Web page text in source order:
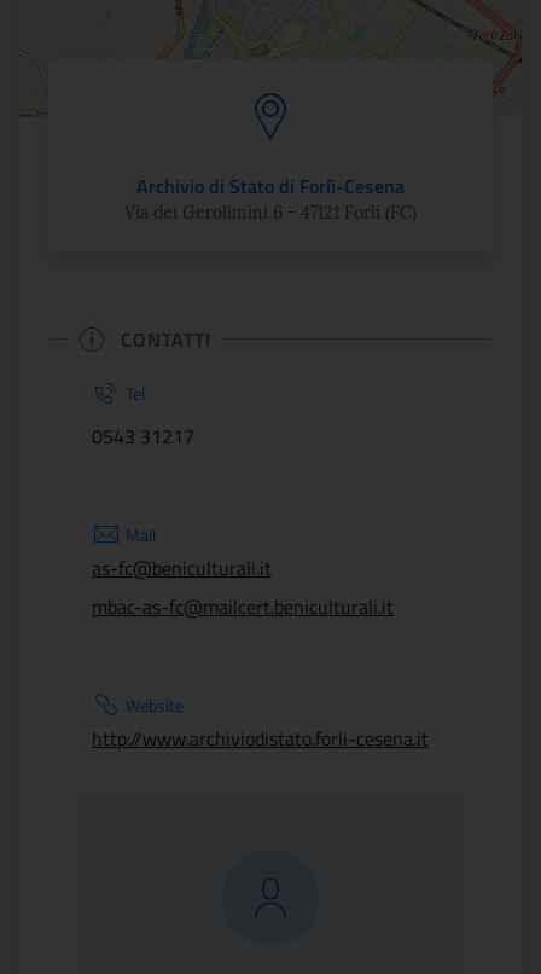
Archivio di Stato di Forlì-Cesena
Via dei Gerolimini 6 - 47121 Forlì (FC)
CONTATTI
Tel
0543 31217
Mail
as-fc@beniculturali.it
mbac-as-fc@mailcert.beniculturali.it
Website
http://www.archiviodistato.forli-cesena.it